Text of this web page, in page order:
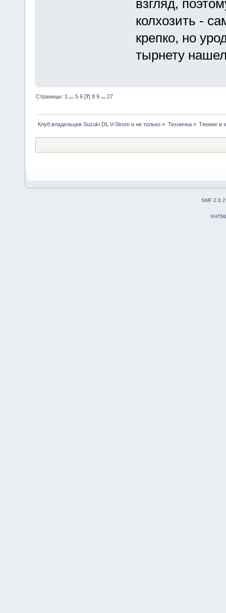
взгляд,
колхозить -
крепко, но
тырнету
Страницы: 1 ...5 6 [7]8 9 ...27
Клуб владельцев Suzuki DL V-Strom и не только » Техничка» Тюнинг и
SMF 2.0.2